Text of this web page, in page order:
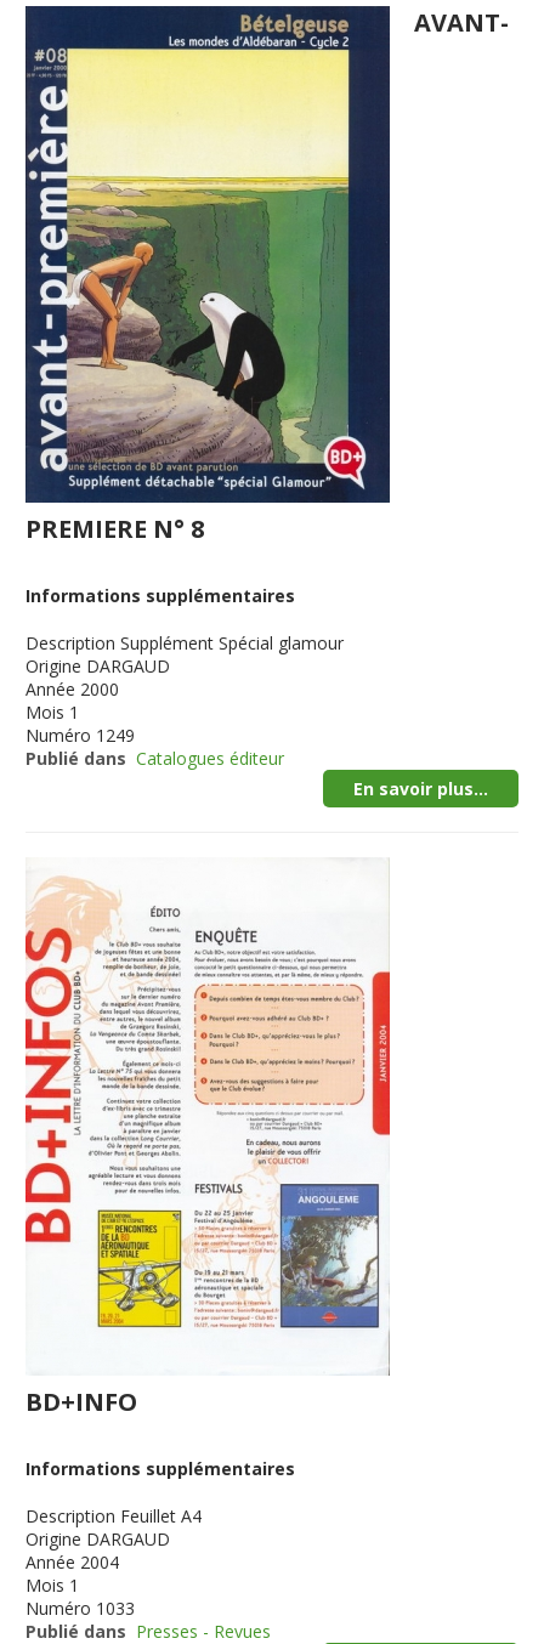
AVANT-
PREMIERE N° 8
Informations supplémentaires
Description Supplément Spécial glamour
Origine DARGAUD
Année 2000
Mois 1
Numéro 1249
Publié dans Catalogues éditeur
En savoir plus...
BD+INFO
Informations supplémentaires
Description Feuillet A4
Origine DARGAUD
Année 2004
Mois 1
Numéro 1033
Publié dans Presses - Revues